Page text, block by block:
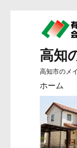
高知
高知市のメ
ホーム